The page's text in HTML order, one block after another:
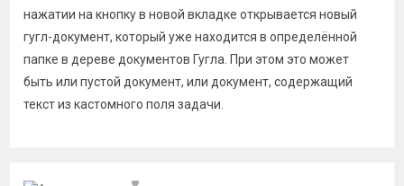
нажатии на кнопку в новой вкладке открывается новый
гугл-документ, который уже находится в определённой
папке в дереве документов Гугла. При этом это может
быть или пустой документ, или документ, содержащий
текст из кастомного поля задачи.